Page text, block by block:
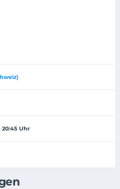
20:45 Uhr